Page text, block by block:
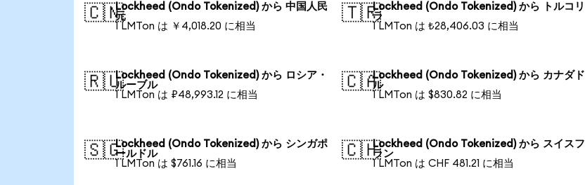
🇨🇳Lockheed (Ondo Tokenized) から 中国人民
元
1 LMTon は ￥4,018.20 に相当
🇹🇷Lockheed (Ondo Tokenized) から トルコリ
ラ
1 LMTon は ₺28,406.03 に相当
🇷🇺Lockheed (Ondo Tokenized) から ロシア・
ルーブル
1 LMTon は ₽48,993.12 に相当
🇨🇦Lockheed (Ondo Tokenized) から カナダド
ル
1 LMTon は $830.82 に相当
🇸🇬Lockheed (Ondo Tokenized) から シンガポ
ールドル
1 LMTon は $761.16 に相当
🇨🇭Lockheed (Ondo Tokenized) から スイスフ
ラン
1 LMTon は CHF 481.21 に相当